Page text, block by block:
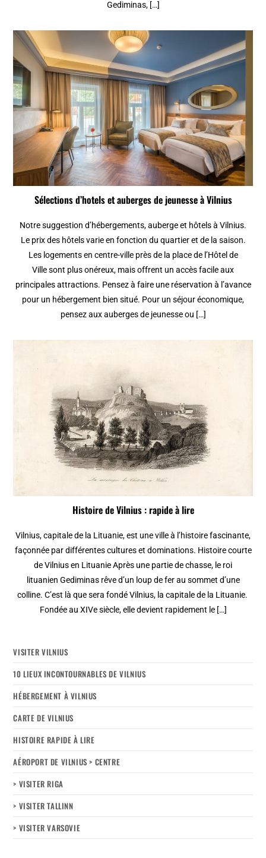
Gediminas, […]
Sélections d’hotels et auberges de jeunesse à Vilnius
Notre suggestion d’hébergements, auberge et hôtels à Vilnius.
Le prix des hôtels varie en fonction du quartier et de la saison.
Les logements en centre-ville près de la place de l’Hôtel de
Ville sont plus onéreux, mais offrent un accès facile aux
principales attractions. Pensez à faire une réservation à l’avance
pour un hébergement bien situé. Pour un séjour économique,
pensez aux auberges de jeunesse ou […]
Histoire de Vilnius : rapide à lire
Vilnius, capitale de la Lituanie, est une ville à l’histoire fascinante,
façonnée par différentes cultures et dominations. Histoire courte
de Vilnius en Lituanie Après une partie de chasse, le roi
lituanien Gediminas rêve d’un loup de fer au sommet d’une
colline. C’est là que sera fondé Vilnius, la capitale de la Lituanie.
Fondée au XIVe siècle, elle devient rapidement le […]
VISITER VILNIUS
10 LIEUX INCONTOURNABLES DE VILNIUS
HÉBERGEMENT À VILNIUS
CARTE DE VILNIUS
HISTOIRE RAPIDE À LIRE
AÉROPORT DE VILNIUS > CENTRE
> VISITER RIGA
> VISITER TALLINN
> VISITER VARSOVIE